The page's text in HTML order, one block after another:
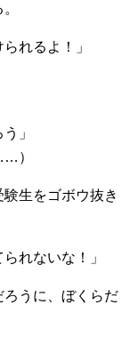
れるよ！」
」
）
生をゴボウ抜き
れないな！」
ろうに、ぼくらだ